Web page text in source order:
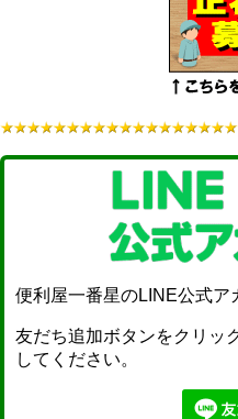
便利屋一番星のLINE公式ア
友だち追加ボタンをクリッ
してください。